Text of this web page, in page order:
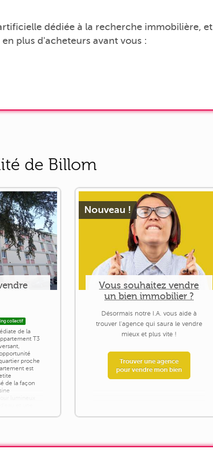
dédiée à la recherche immobilière, et
plus d'acheteurs avant vous :
de Billom
collectif
de la
T3
proche
est
de la façon
Nouveau !
Vous souhaitez vendre
un bien immobilier ?
Désormais notre I.A. vous aide à
trouver l'agence qui saura le vendre
mieux et plus vite !
Trouver une agence
pour vendre mon bien